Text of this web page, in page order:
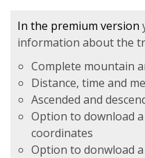
In the premium version
information about the
Complete mountain
Distance, time and
Ascended and
Option to download
coordinates
Option to donwload